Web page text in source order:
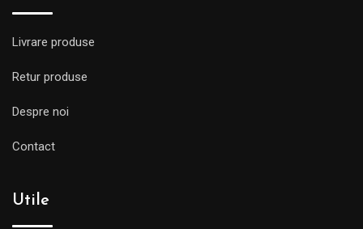
Livrare produse
Retur produse
Despre noi
Contact
Utile